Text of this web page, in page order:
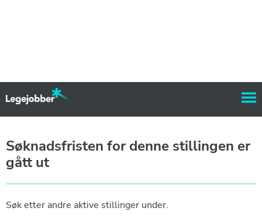
Søknadsfristen for denne stillingen er
gått ut
Søk etter andre aktive stillinger under.